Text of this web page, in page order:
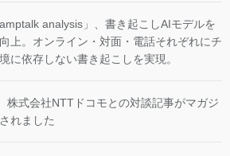
analysis」、書き起こしAIモデルを
上。オンライン・対面・電話それぞれにチ
に依存しない書き起こしを実現。
株式会社NTTドコモとの対談記事がマガジ
れました